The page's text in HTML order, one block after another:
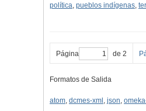
política, pueblos indígenas,
Página de 2
Formatos de Salida
atom, dcmes-xml , json,